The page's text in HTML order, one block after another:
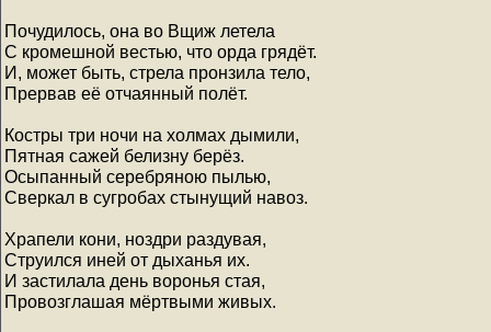
Почудилось, она во Вщиж летела
С кромешной вестью, что орда грядёт.
И, может быть, стрела пронзила тело,
Прервав её отчаянный полёт.
Костры три ночи на холмах дымили,
Пятная сажей белизну берёз.
Осыпанный серебряною пылью,
Сверкал в сугробах стынущий навоз.
Храпели кони, ноздри раздувая,
Струился иней от дыханья их.
И застилала день воронья стая,
Провозглашая мёртвыми живых.